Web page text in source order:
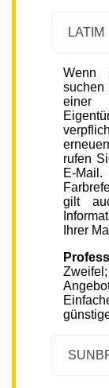
LATIM
Wenn
rufen
E-
gilt
Ihrer